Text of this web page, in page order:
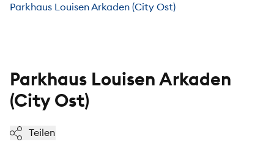
Parkhaus Louisen Arkaden (City Ost)
Parkhaus Louisen Arkaden
(City Ost)
Teilen